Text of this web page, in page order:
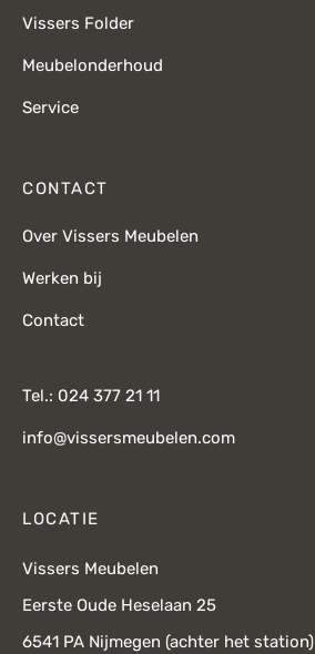
Vissers Folder
Meubelonderhoud
Service
CONTACT
Over Vissers Meubelen
Werken bij
Contact
Tel.: 024 377 21 11
info@vissersmeubelen.com
LOCATIE
Vissers Meubelen
Eerste Oude Heselaan 25
6541 PA Nijmegen (achter het station)